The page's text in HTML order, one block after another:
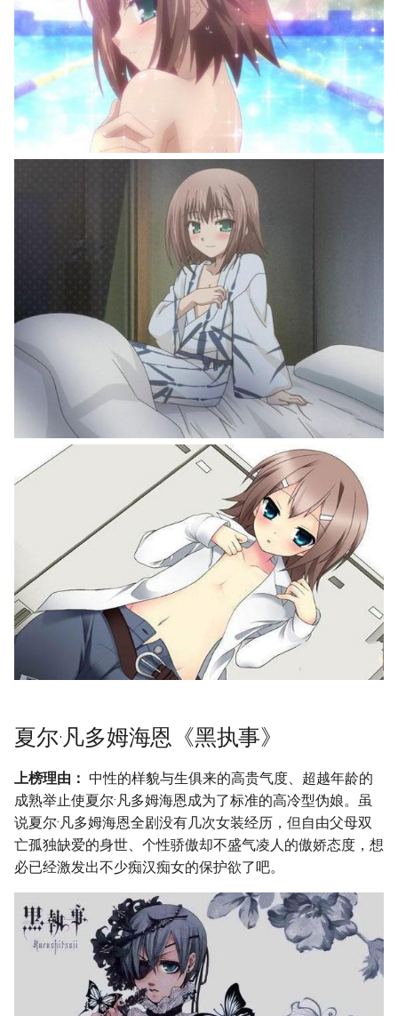
g
夏尔·凡多姆海恩《黑执事》
上榜理由： 中性的样貌与生俱来的高贵气度、超越年龄的
成熟举止使夏尔·凡多姆海恩成为了标准的高冷型伪娘。虽
说夏尔·凡多姆海恩全剧没有几次女装经历，但自由父母双
亡孤独缺爱的身世、个性骄傲却不盛气凌人的傲娇态度，想
必已经激发出不少痴汉痴女的保护欲了吧。